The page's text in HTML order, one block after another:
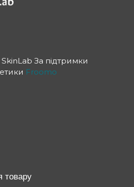
За підтримки
Froomo
товару